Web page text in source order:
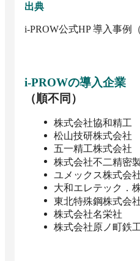
出典
i-PROW公式HP 導入事例
i-PROWの導入企業
（順不同）
株式会社協和精工
松山技研株式会社
五一精工株式会社
株式会社不二精密
ユメックス株式会
大和エレテック．
東北特殊鋼株式会
株式会社名栄社
株式会社原ノ町鉄工